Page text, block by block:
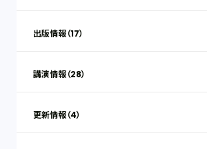
出版情報（17）
講演情報（28）
更新情報（4）